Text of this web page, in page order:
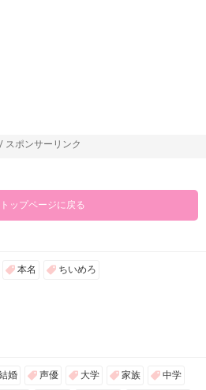
スポンサーリンク
ップページに戻る
本名 ちいめろ
婚 声優 大学 家族 中学